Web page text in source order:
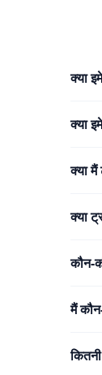
क्या
क्या
क्या
क्या
कौन-
मैं